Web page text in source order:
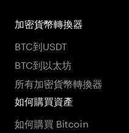
加密貨幣轉換器
BTC到USDT
BTC到以太坊
所有加密貨幣轉換器
如何購買資產
如何購買 Bitcoin